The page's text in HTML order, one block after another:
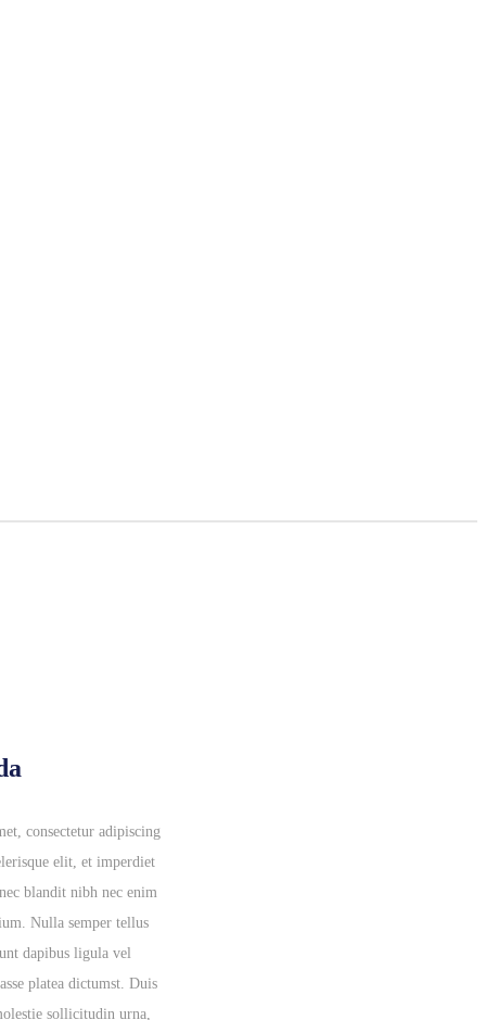
consectetur adipiscing
elit, et imperdiet
blandit nibh nec enim
Nulla semper tellus
dapibus ligula vel
platea dictumst. Duis
sollicitudin urna,